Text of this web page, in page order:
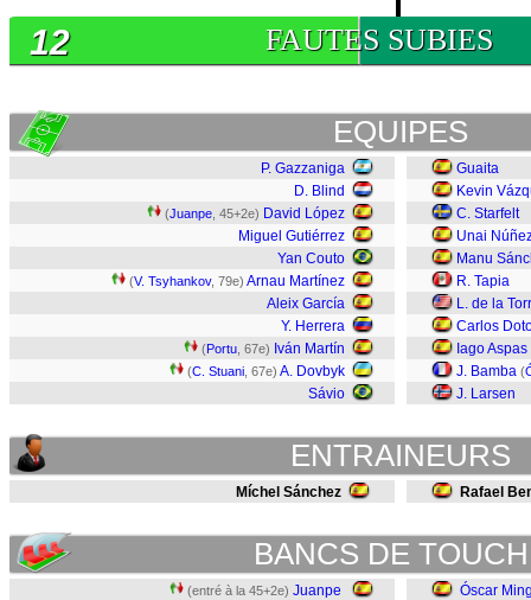
FAUTES SUBIES
12
EQUIPES
P. Gazzaniga
D. Blind
(Juanpe , 45+2e) David López
Miguel Gutiérrez
Yan Couto
(V. Tsyhankov, 79e) Arnau Martínez
Aleix García
Y. Herrera
(Portu , 67e) Iván Martín
(C. Stuani , 67e) A. Dovbyk
Sávio
Guaita
Kevin
C. Starfelt
Unai
Manu
R. Tapia
L. de la
Carlos
Iago Aspas
J. Bamba (
J. Larsen
ENTRAINEURS
Míchel Sánchez Rafael
BANCS DE
(entré à la 45+2e) Juanpe
Óscar